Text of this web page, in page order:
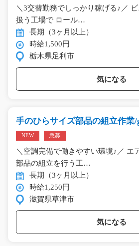
＼3交替勤務でしっかり稼げる♪／
扱う工場で ロール…
長期（3ヶ月以上）
時給1,500円
栃木県足利市
気になる
手のひらサイズ部品の組立作業/
NEW 急募
＼空調完備で働きやすい環境♪／ エ
部品の組立を行う工…
長期（3ヶ月以上）
時給1,250円
滋賀県草津市
気になる